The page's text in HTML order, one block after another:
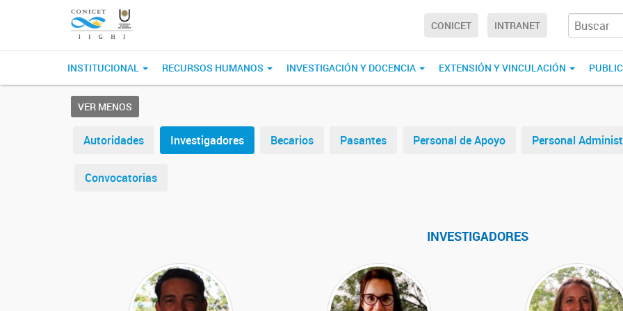
CONICET INTRANET
INSTITUCIONAL RECURSOS HUMANOS INVESTIGACIÓN Y DOCENCIA EXTENSIÓN Y VINCULACIÓN
VER MENOS
Autoridades Investigadores Becarios Pasantes Personal de Apoyo Personal
Convocatorias
INVESTIGADORES